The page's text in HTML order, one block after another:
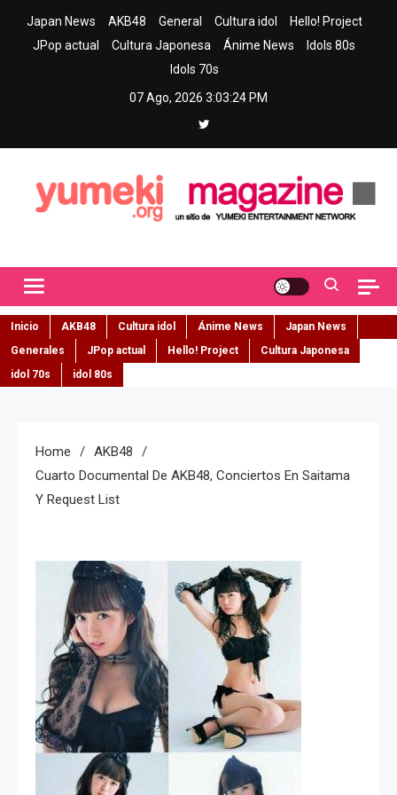
Japan News AKB48 General Cultura idol
Hello! Project
JPop actual
Cultura Japonesa Ánime News
Idols 80s
Idols 70s
07 Ago, 2026 3:03:25 PM
Inicio AKB48 Cultura idol Ánime News
Japan News
Generales
JPop actual Hello! Project
Cultura Japonesa
idol 70s
idol 80s
Home
AKB48
Cuarto Documental De AKB48, Conciertos En Saitama
Y Request List